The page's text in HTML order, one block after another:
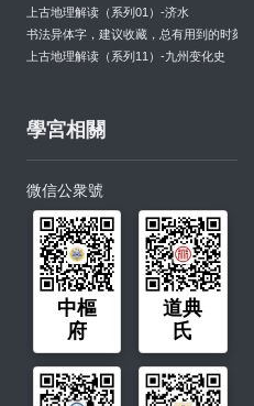
上古地理解读（系列01）-济水
书法异体字，建议收藏，总有用到的时刻
上古地理解读（系列11）-九州变化史
學宮相關
微信公衆號
中樞
府
道典
氏